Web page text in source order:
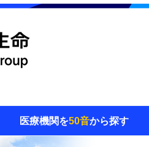
医療機関を50音から探す